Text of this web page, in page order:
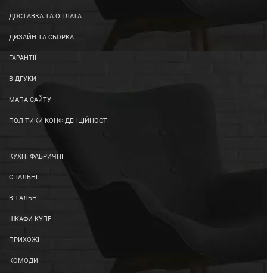
ДОСТАВКА ТА ОПЛАТА
ДИЗАЙН ТА СБОРКА
ГАРАНТІЇ
ВІДГУКИ
МАПА САЙТУ
ПОЛІТИКИ КОНФІДЕНЦІЙНОСТІ
КУХНІ ФАБРИЧНІ
СПАЛЬНІ
ВІТАЛЬНІ
ШКАФИ-КУПЕ
ПРИХОЖІ
КОМОДИ